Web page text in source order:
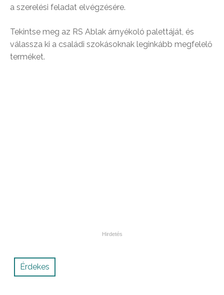
a szerelési feladat elvégzésére.
Tekintse meg az RS Ablak árnyékoló palettáját, és
válassza ki a családi szokásoknak leginkább megfelelő
terméket.
Érdekes